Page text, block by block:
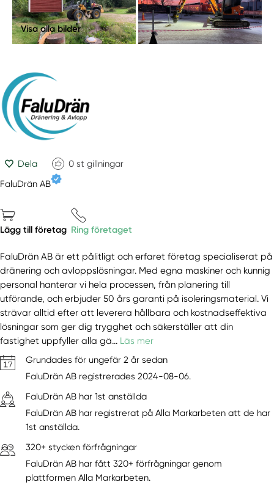
Visa alla bilder
Dela 0 st gillningar
FaluDrän AB
Lägg till företag Ring företaget
FaluDrän AB är ett pålitligt och erfaret företag specialiserat på
dränering och avloppslösningar. Med egna maskiner och kunnig
personal hanterar vi hela processen, från planering till
utförande, och erbjuder 50 års garanti på isoleringsmaterial. Vi
strävar alltid efter att leverera hållbara och kostnadseffektiva
lösningar som ger dig trygghet och säkerställer att din
fastighet uppfyller alla gä... Läs mer
Grundades för ungefär 2 år sedan
FaluDrän AB registrerades 2024-08-06.
FaluDrän AB har 1st anställda
FaluDrän AB har registrerat på Alla Markarbeten att de har
1st anställda.
320+ stycken förfrågningar
FaluDrän AB har fått 320+ förfrågningar genom
plattformen Alla Markarbeten.